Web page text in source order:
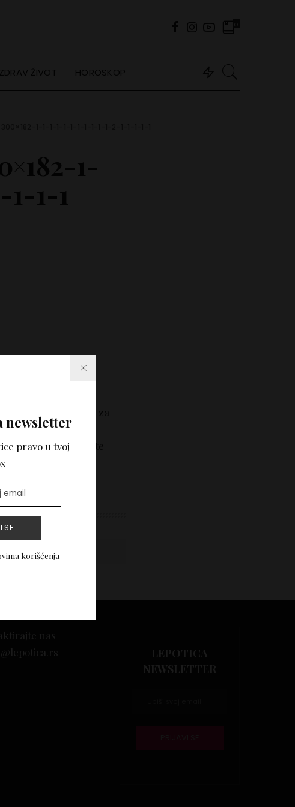
newsletter
pravo u tvoj
SE
korišćenja
ZDRAV ŽIVOT HOROSKOP
1-
1-1-1
Svi tekstovi i
i nije zamena za
stručne savete i
stručno mišljenje, te
korišćenjem
Vidi komentare
nas
LEPOTICA
NEWSLETTER